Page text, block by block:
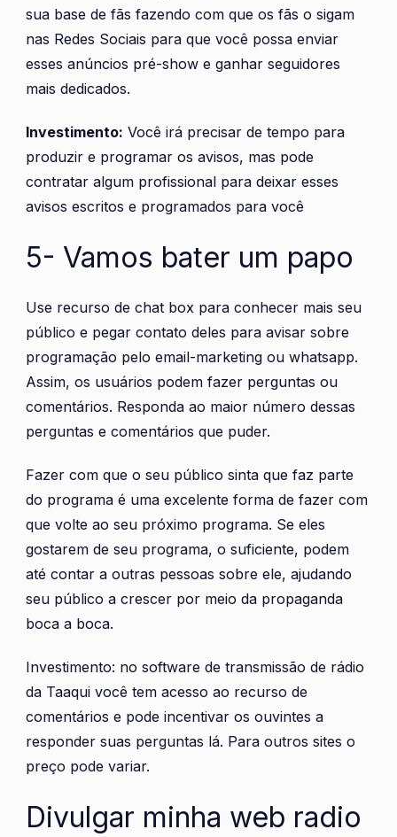
sua base de fãs fazendo com que os fãs o sigam
nas Redes Sociais para que você possa enviar
esses anúncios pré-show e ganhar seguidores
mais dedicados.
Investimento: Você irá precisar de tempo para
produzir e programar os avisos, mas pode
contratar algum profissional para deixar esses
avisos escritos e programados para você
5- Vamos bater um papo
Use recurso de chat box para conhecer mais seu
público e pegar contato deles para avisar sobre
programação pelo email-marketing ou whatsapp.
Assim, os usuários podem fazer perguntas ou
comentários. Responda ao maior número dessas
perguntas e comentários que puder.
Fazer com que o seu público sinta que faz parte
do programa é uma excelente forma de fazer com
que volte ao seu próximo programa. Se eles
gostarem de seu programa, o suficiente, podem
até contar a outras pessoas sobre ele, ajudando
seu público a crescer por meio da propaganda
boca a boca.
Investimento: no software de transmissão de rádio
da Taaqui você tem acesso ao recurso de
comentários e pode incentivar os ouvintes a
responder suas perguntas lá. Para outros sites o
preço pode variar.
Divulgar minha web radio